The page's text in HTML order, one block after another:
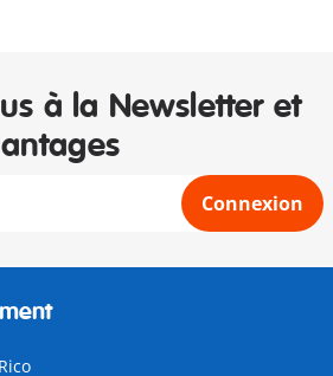
à la Newsletter et
Connexion